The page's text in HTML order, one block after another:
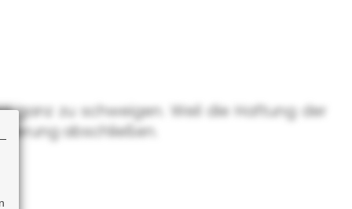
ganz zu schweigen. Weil die Haftung der
abschließen.